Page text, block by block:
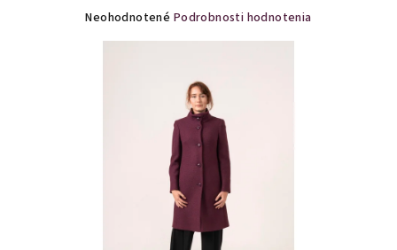
Priemerné
Neohodnotené Podrobnosti hodnotenia